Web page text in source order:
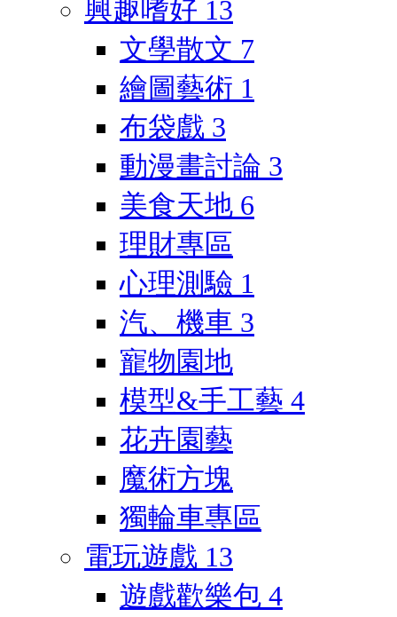
興趣嗜好 13
文學散文 7
繪圖藝術 1
布袋戲 3
動漫畫討論 3
美食天地 6
理財專區
心理測驗 1
汽、機車 3
寵物園地
模型&手工藝 4
花卉園藝
魔術方塊
獨輪車專區
電玩遊戲 13
遊戲歡樂包 4